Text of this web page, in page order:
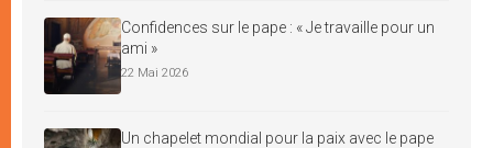
Confidences sur le pape : « Je travaille pour un
ami »
22 Mai 2026
Un chapelet mondial pour la paix avec le pape